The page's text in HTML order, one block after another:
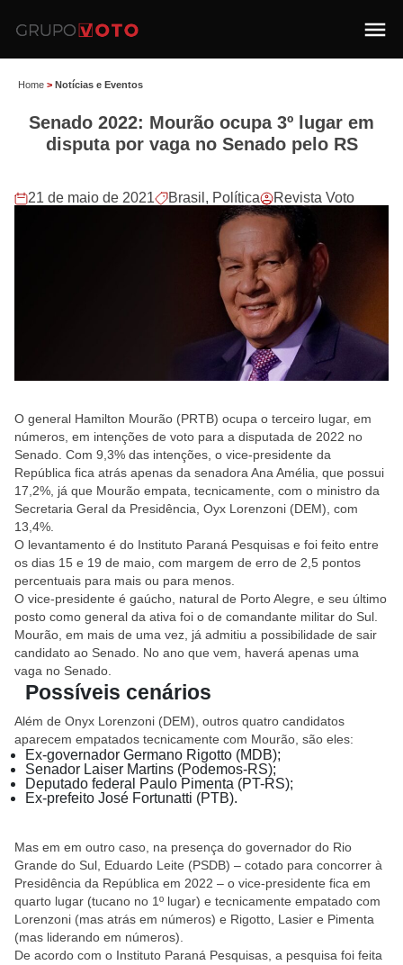
Home > Notícias e Eventos
Senado 2022: Mourão ocupa 3º lugar em
disputa por vaga no Senado pelo RS
21 de maio de 2021 Brasil , Política Revista Voto
O general Hamilton Mourão (PRTB) ocupa o terceiro lugar, em
números, em intenções de voto para a disputada de 2022 no
Senado. Com 9,3% das intenções, o vice-presidente da
República fica atrás apenas da senadora Ana Amélia, que possui
17,2%, já que Mourão empata, tecnicamente, com o ministro da
Secretaria Geral da Presidência, Oyx Lorenzoni (DEM), com
13,4%.
O levantamento é do Instituto Paraná Pesquisas e foi feito entre
os dias 15 e 19 de maio, com margem de erro de 2,5 pontos
percentuais para mais ou para menos.
O vice-presidente é gaúcho, natural de Porto Alegre, e seu último
posto como general da ativa foi o de comandante militar do Sul.
Mourão, em mais de uma vez, já admitiu a possibilidade de sair
candidato ao Senado. No ano que vem, haverá apenas uma
vaga no Senado.
Possíveis cenários
Além de Onyx Lorenzoni (DEM), outros quatro candidatos
aparecem empatados tecnicamente com Mourão, são eles:
Ex-governador Germano Rigotto (MDB);
Senador Laiser Martins (Podemos-RS);
Deputado federal Paulo Pimenta (PT-RS);
Ex-prefeito José Fortunatti (PTB).
Mas em em outro caso, na presença do governador do Rio
Grande do Sul, Eduardo Leite (PSDB) – cotado para concorrer à
Presidência da República em 2022 – o vice-presidente fica em
quarto lugar (tucano no 1º lugar) e tecnicamente empatado com
Lorenzoni (mas atrás em números) e Rigotto, Lasier e Pimenta
(mas liderando em números).
De acordo com o Instituto Paraná Pesquisas, a pesquisa foi feita